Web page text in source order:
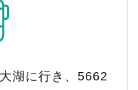
湖に行き、5662